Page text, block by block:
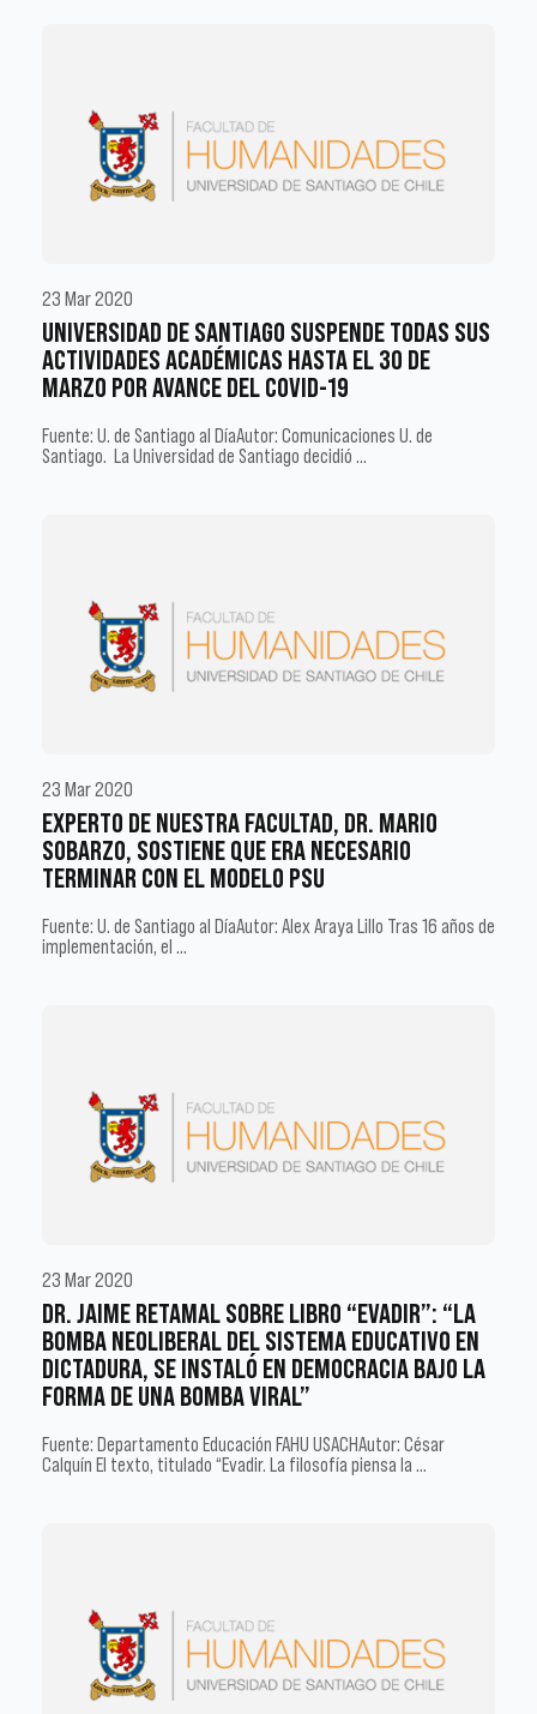
23 Mar 2020
UNIVERSIDAD DE SANTIAGO SUSPENDE TODAS SUS
ACTIVIDADES ACADÉMICAS HASTA EL 30 DE
MARZO POR AVANCE DEL COVID-19
Fuente: U. de Santiago al DíaAutor: Comunicaciones U. de
Santiago. La Universidad de Santiago decidió …
23 Mar 2020
EXPERTO DE NUESTRA FACULTAD, DR. MARIO
SOBARZO, SOSTIENE QUE ERA NECESARIO
TERMINAR CON EL MODELO PSU
Fuente: U. de Santiago al DíaAutor: Alex Araya Lillo Tras 16 años de
implementación, el …
23 Mar 2020
DR. JAIME RETAMAL SOBRE LIBRO “EVADIR”: “LA
BOMBA NEOLIBERAL DEL SISTEMA EDUCATIVO EN
DICTADURA, SE INSTALÓ EN DEMOCRACIA BAJO LA
FORMA DE UNA BOMBA VIRAL”
Fuente: Departamento Educación FAHU USACHAutor: César
Calquín El texto, titulado “Evadir. La filosofía piensa la …